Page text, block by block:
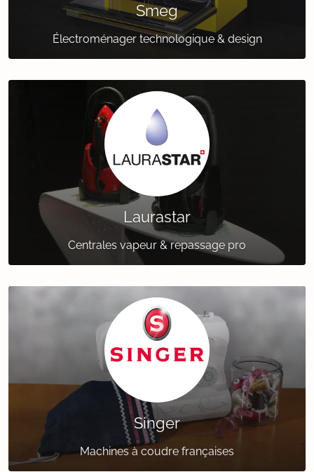
Smeg
Électroménager technologique & design
Laurastar
Centrales vapeur & repassage pro
Singer
Machines à coudre françaises